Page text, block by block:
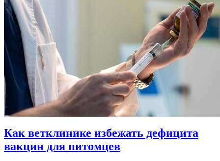
Как ветклинике избежать дефицита
вакцин для питомцев